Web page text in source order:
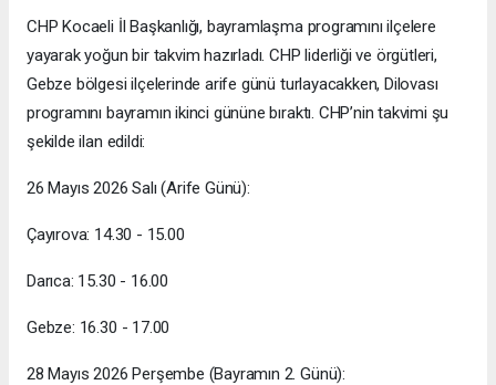
CHP Kocaeli İl Başkanlığı, bayramlaşma programını ilçelere
yayarak yoğun bir takvim hazırladı. CHP liderliği ve örgütleri,
Gebze bölgesi ilçelerinde arife günü turlayacakken, Dilovası
programını bayramın ikinci gününe bıraktı. CHP’nin takvimi şu
şekilde ilan edildi:
26 Mayıs 2026 Salı (Arife Günü):
Çayırova: 14.30 - 15.00
Darıca: 15.30 - 16.00
Gebze: 16.30 - 17.00
28 Mayıs 2026 Perşembe (Bayramın 2. Günü):